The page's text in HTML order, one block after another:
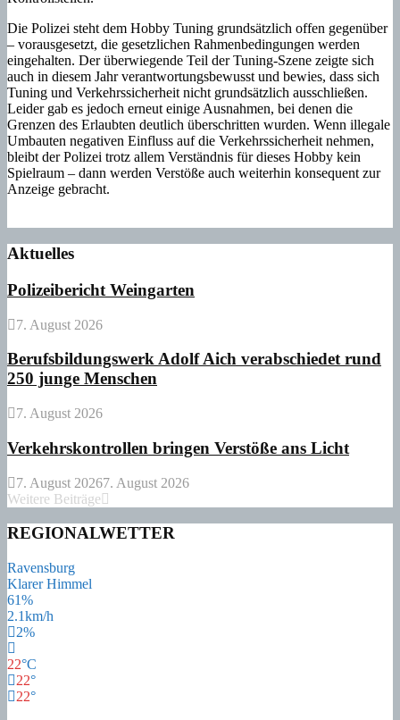
Die Polizei steht dem Hobby Tuning grundsätzlich offen gegenüber
– vorausgesetzt, die gesetzlichen Rahmenbedingungen werden
eingehalten. Der überwiegende Teil der Tuning-Szene zeigte sich
auch in diesem Jahr verantwortungsbewusst und bewies, dass sich
Tuning und Verkehrssicherheit nicht grundsätzlich ausschließen.
Leider gab es jedoch erneut einige Ausnahmen, bei denen die
Grenzen des Erlaubten deutlich überschritten wurden. Wenn illegale
Umbauten negativen Einfluss auf die Verkehrssicherheit nehmen,
bleibt der Polizei trotz allem Verständnis für dieses Hobby kein
Spielraum – dann werden Verstöße auch weiterhin konsequent zur
Anzeige gebracht.
Aktuelles
Polizeibericht Weingarten
7. August 2026
Berufsbildungswerk Adolf Aich verabschiedet rund
250 junge Menschen
7. August 2026
Verkehrskontrollen bringen Verstöße ans Licht
7. August 20267. August 2026
Weitere Beiträge
REGIONALWETTER
Ravensburg
Klarer Himmel
61%
2.1km/h
2%
22°C
22°
22°